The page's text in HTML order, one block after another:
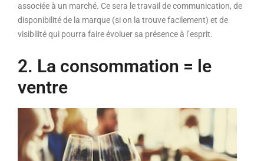
associée à un marché. Ce sera le travail de communication, de
disponibilité de la marque (si on la trouve facilement) et de
visibilité qui pourra faire évoluer sa présence à l’esprit.
2. La consommation = le
ventre